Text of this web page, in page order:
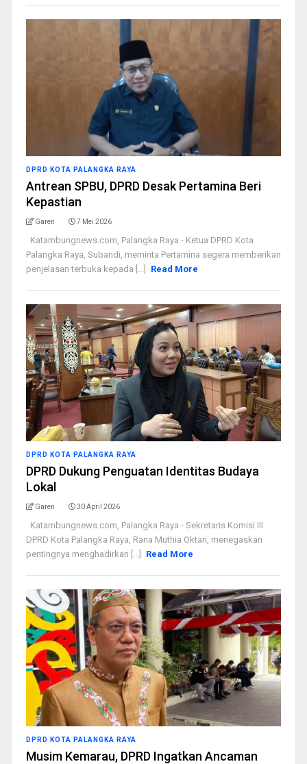
DPRD KOTA PALANGKA RAYA
Antrean SPBU, DPRD Desak Pertamina Beri
Kepastian
Garen 7 Mei 2026
Katambungnews.com, Palangka Raya - Ketua DPRD Kota
Palangka Raya, Subandi, meminta Pertamina segera memberikan
penjelasan terbuka kepada [...]
Read More
DPRD KOTA PALANGKA RAYA
DPRD Dukung Penguatan Identitas Budaya
Lokal
Garen 30 April 2026
Katambungnews.com, Palangka Raya - Sekretaris Komisi III
DPRD Kota Palangka Raya, Rana Muthia Oktari, menegaskan
pentingnya menghadirkan [...]
Read More
DPRD KOTA PALANGKA RAYA
Musim Kemarau, DPRD Ingatkan Ancaman